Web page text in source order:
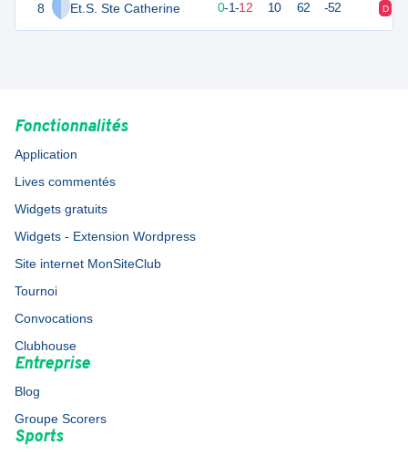
8 Et.S. Ste Catherine
0 0-1-12 10 62 -52 D
Fonctionnalités
Application
Lives commentés
Widgets gratuits
Widgets - Extension Wordpress
Site internet MonSiteClub
Tournoi
Convocations
Clubhouse
Entreprise
Blog
Groupe Scorers
Sports